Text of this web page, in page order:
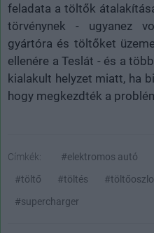
feladata a töltők
törvénynek - ugyanez
gyártóra és töltőket
ellenére a Teslát - és a
kialakult helyzet miatt, ha
hogy megkezdték a
Címkék: #elektromos autó
#töltő
#töltés
#supercharger